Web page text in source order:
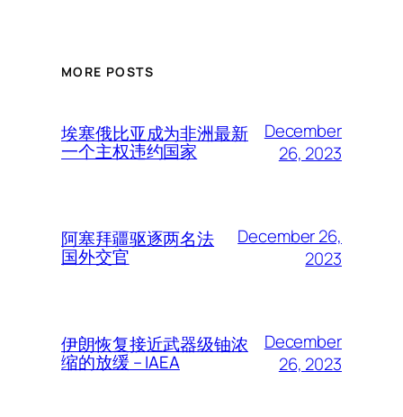
MORE POSTS
埃塞俄比亚成为非洲最新
一个主权违约国家
December
26, 2023
阿塞拜疆驱逐两名法
国外交官
December 26,
2023
伊朗恢复接近武器级铀浓
缩的放缓 – IAEA
December
26, 2023